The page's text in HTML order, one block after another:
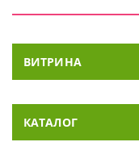
ВИТРИНА
КАТАЛОГ